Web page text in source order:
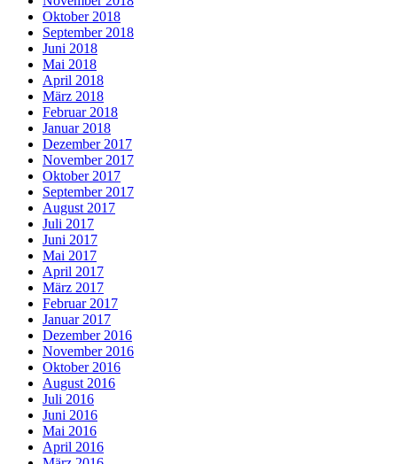
Oktober 2018
September 2018
Juni 2018
Mai 2018
April 2018
März 2018
Februar 2018
Januar 2018
Dezember 2017
November 2017
Oktober 2017
September 2017
August 2017
Juli 2017
Juni 2017
Mai 2017
April 2017
März 2017
Februar 2017
Januar 2017
Dezember 2016
November 2016
Oktober 2016
August 2016
Juli 2016
Juni 2016
Mai 2016
April 2016